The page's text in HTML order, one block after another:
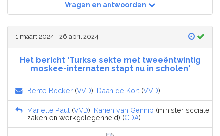
Vragen en antwoorden
1 maart 2024 - 26 april 2024
Het bericht 'Turkse sekte met tweeëntwintig
moskee-internaten stapt nu in scholen'
Bente Becker (VVD), Daan de Kort (VVD)
Mariëlle Paul (VVD), Karien van Gennip (minister sociale
zaken en werkgelegenheid) (CDA)